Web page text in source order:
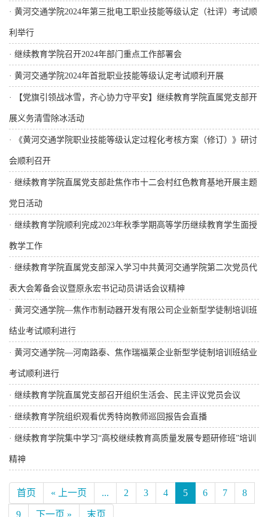
· 黄河交通学院2024年第三批电工职业技能等级认定（社评）考试顺
利举行
· 继续教育学院召开2024年部门重点工作部署会
· 黄河交通学院2024年首批职业技能等级认定考试顺利开展
· 【党旗引领战冰雪，齐心协力守平安】继续教育学院直属党支部开
展义务清雪除冰活动
· 《黄河交通学院职业技能等级认定过程化考核方案（修订）》研讨
会顺利召开
· 继续教育学院直属党支部赴焦作市十二会村红色教育基地开展主题
党日活动
· 继续教育学院顺利完成2023年秋季学期高等学历继续教育学生面授
教学工作
· 继续教育学院直属党支部深入学习中共黄河交通学院第二次党员代
表大会筹备会议暨原永宏书记动员讲话会议精神
· 黄河交通学院—焦作市制动器开发有限公司企业新型学徒制培训班
结业考试顺利进行
· 黄河交通学院—河南路泰、焦作瑞福莱企业新型学徒制培训班结业
考试顺利进行
· 继续教育学院直属党支部召开组织生活会、民主评议党员会议
· 继续教育学院组织观看优秀特岗教师巡回报告会直播
· 继续教育学院集中学习“高校继续教育高质量发展专题研修班”培训
精神
首页 « 上一页 ... 2 3 4 5 6 7 8
9 下一页 » 末页